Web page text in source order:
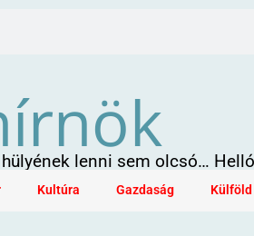
lenni sem olcsó…
Kultúra Gazdaság Külföld